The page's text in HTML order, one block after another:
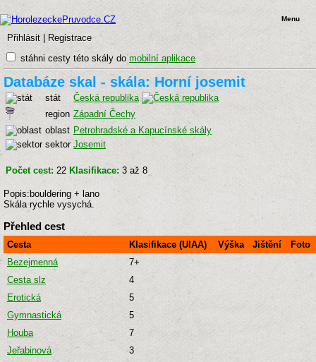
Přihlásit Registrace
Menu
stáhni cesty této skály domobilní aplikace
Databáze skal - skála: Horní josemit
stát
Česká republika
region Západní Čechy
oblast Petrohradské a Kapucínské skály
sektor Josemit
Počet cest: 22 Klasifikace: 3 až 8
Popis:bouldering + lano
Skála rychle vysychá.
Přehled cest
Cesta Klasifikace (UIAA) Výška Jištění
Foto
Bezejmenná
7+
Cesta slz
4
Erotická
5
Gymnastická
5
Houba
7
Jeřabinová
3